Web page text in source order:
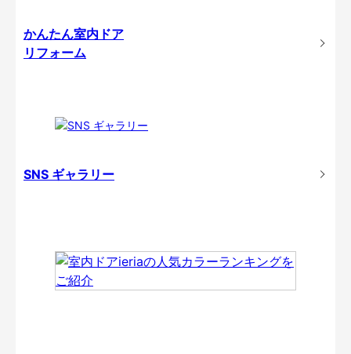
かんたん室内ドア
リフォーム
SNS ギャラリー